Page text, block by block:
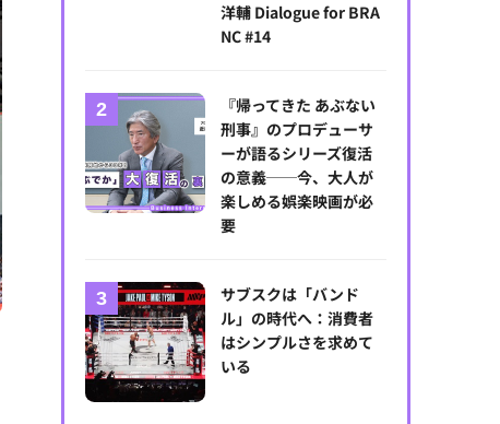
撮影：乃木章
サウジアラビアのドラゴンボールテーマパークを先取り？「
洋輔 Dialogue for BRA
NC #14
『帰ってきた あぶない
刑事』のプロデューサ
ーが語るシリーズ復活
の意義──今、大人が
楽しめる娯楽映画が必
要
サブスクは「バンド
ル」の時代へ：消費者
はシンプルさを求めて
いる